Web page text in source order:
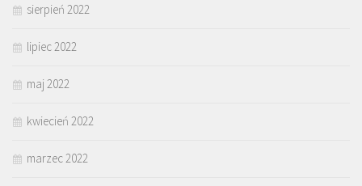
sierpień 2022
lipiec 2022
maj 2022
kwiecień 2022
marzec 2022